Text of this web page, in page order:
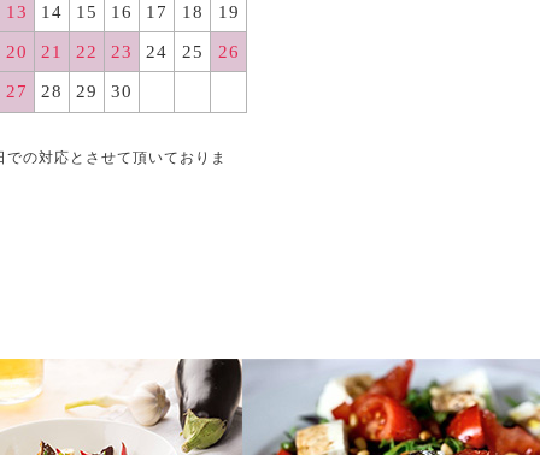
13 14 15 16 17 18 19
20 21 22 23 24 25 26
27 28 29 30
の対応とさせて頂いておりま